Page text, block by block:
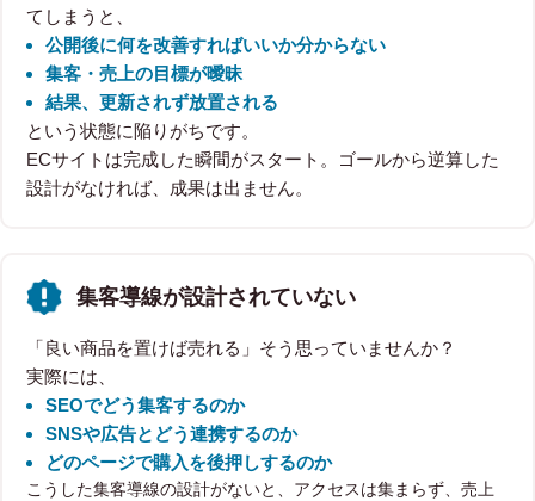
てしまうと、
公開後に何を改善すればいいか分からない
集客・売上の目標が曖昧
結果、更新されず放置される
という状態に陥りがちです。
ECサイトは完成した瞬間がスタート。ゴールから逆算した
設計がなければ、成果は出ません。
集客導線が設計されていない
「良い商品を置けば売れる」そう思っていませんか？
実際には、
SEOでどう集客するのか
SNSや広告とどう連携するのか
どのページで購入を後押しするのか
こうした集客導線の設計がないと、アクセスは集まらず、売上